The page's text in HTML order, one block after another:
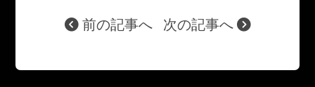
前の記事へ 次の記事へ